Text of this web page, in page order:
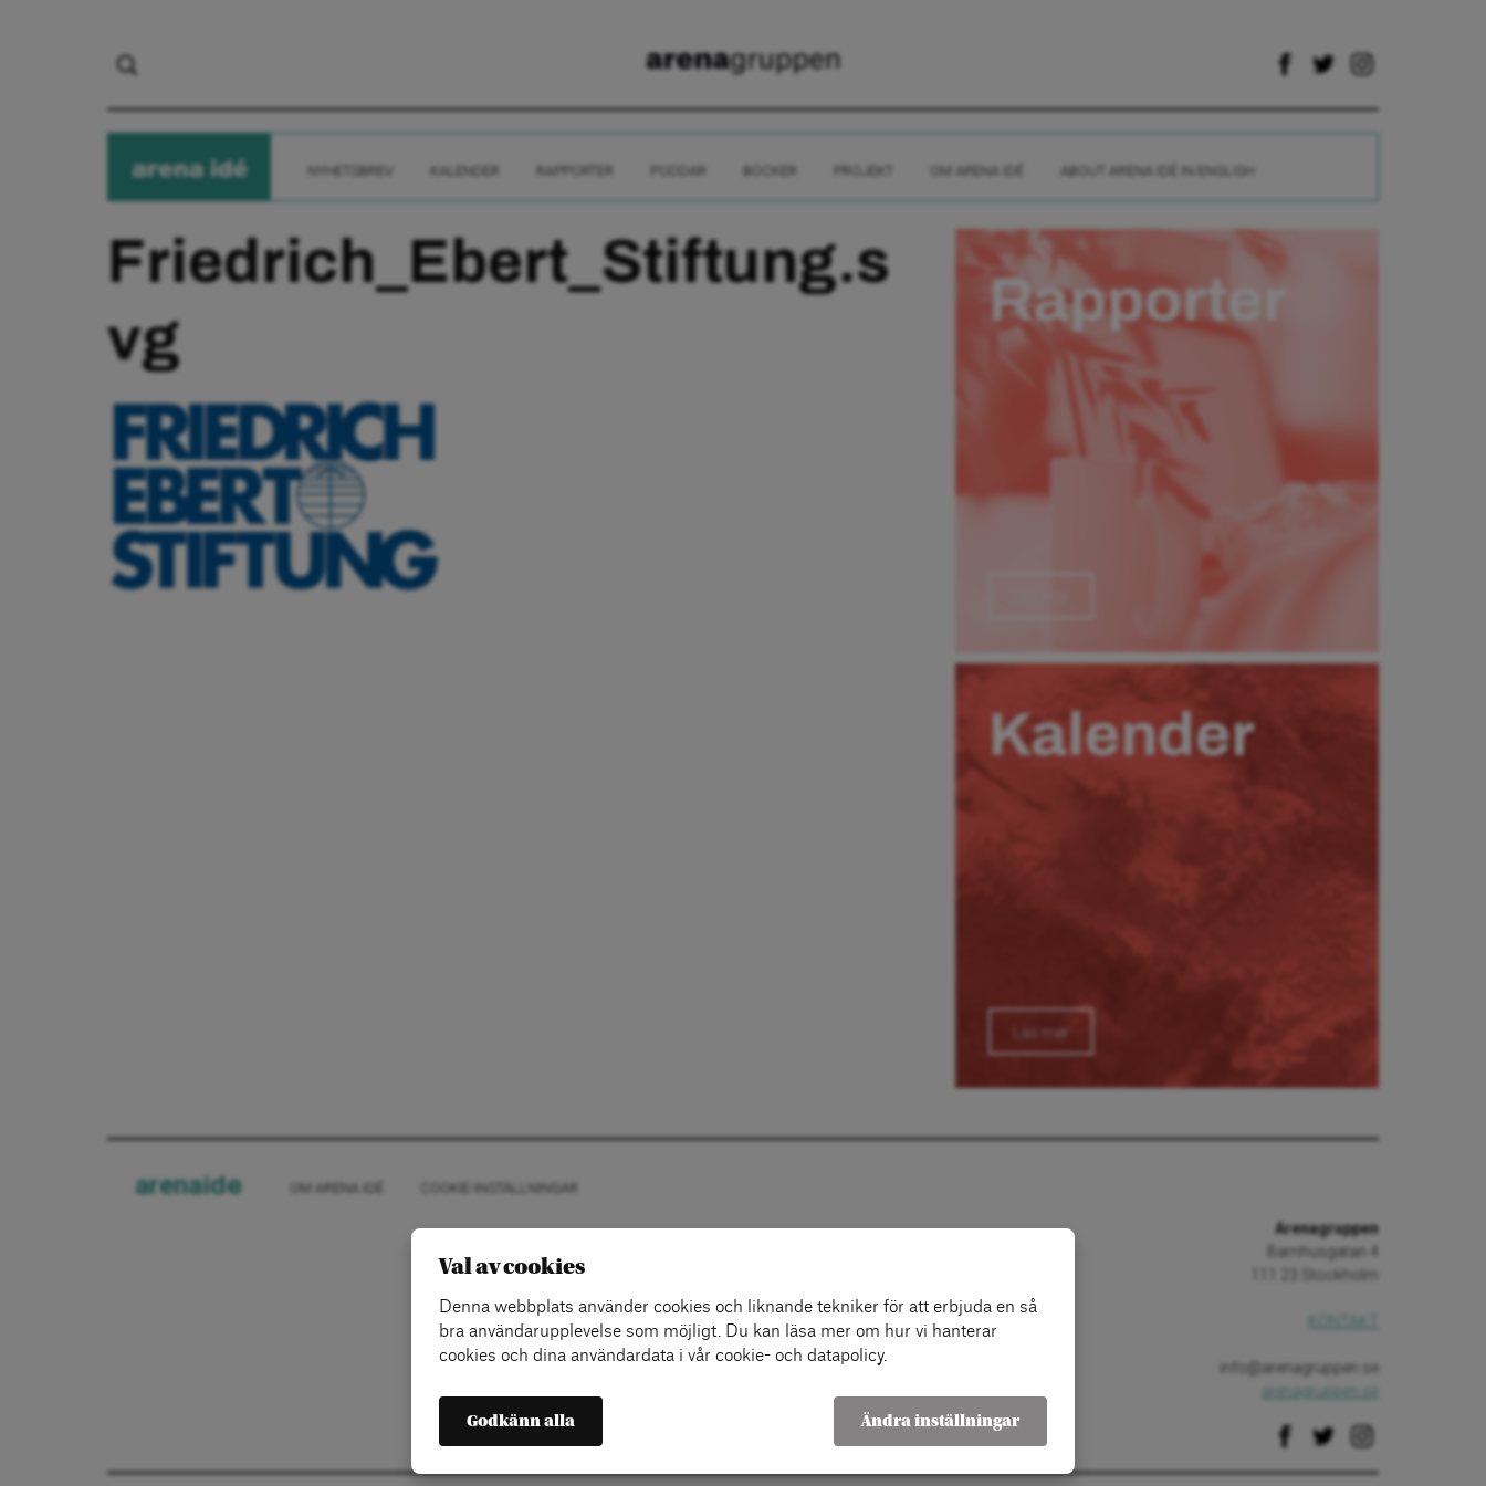
arenaide KALENDER RAPPORTER BÖCKER PROJEKT OM ARENA IDÉ ABOUT ARENA IDÉ IN ENGLISH
Friedrich_Ebert_Stiftung.s
vg
Rapporter
Kalender
Läs mer
arenaide OM ARENA IDÉ COOKIE-INSTÄLLNINGAR
Arenagruppen
Barnhusgatan 4
111 23 Stockholm
info@arenagruppen.se
arenagruppen.se
Val av cookies
Denna webbplats använder cookies och liknande tekniker för att erbjuda en så
bra användarupplevelse som möjligt. Du kan läsa mer om hur vi hanterar
cookies och dina användardata i vår cookie- och datapolicy.
Godkänn alla Ändra inställningar